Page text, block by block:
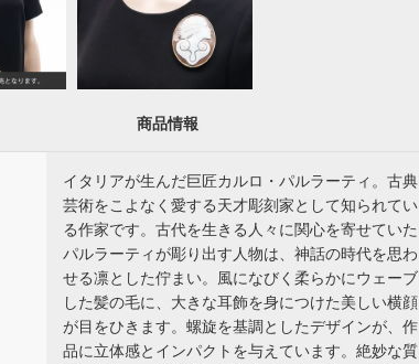
商品情報
イタリアが生んだ巨匠カルロ・パルラーティ。古典
芸術をこよなく愛する天才彫刻家として知られてい
る作家です。古代を生きる人々に関心を寄せていた
パルラーティが彫り出す人物は、神話の時代を思わ
せる凛とした佇まい。風になびく柔らかにウェーブ
した髪の毛に、大きな耳飾を身につけた美しい横顔
が目をひきます。螺旋を基調としたデザインが、作
品に立体感とインパクトを与えています。絶妙な質